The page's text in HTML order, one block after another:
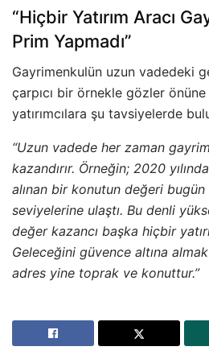
“Hiçbir Yatırım Aracı
Prim Yapmadı”
Gayrimenkulün uzun vadedeki
çarpıcı bir örnekle gözler
yatırımcılara şu tavsiyelerde
“Uzun vadede her zaman
kazandırır. Örneğin; 2020
alınan bir konutun değeri
seviyelerine ulaştı. Bu denli
değer kazancı başka hiçbir
Geleceğini güvence altına
adres yine toprak ve konuttur.”